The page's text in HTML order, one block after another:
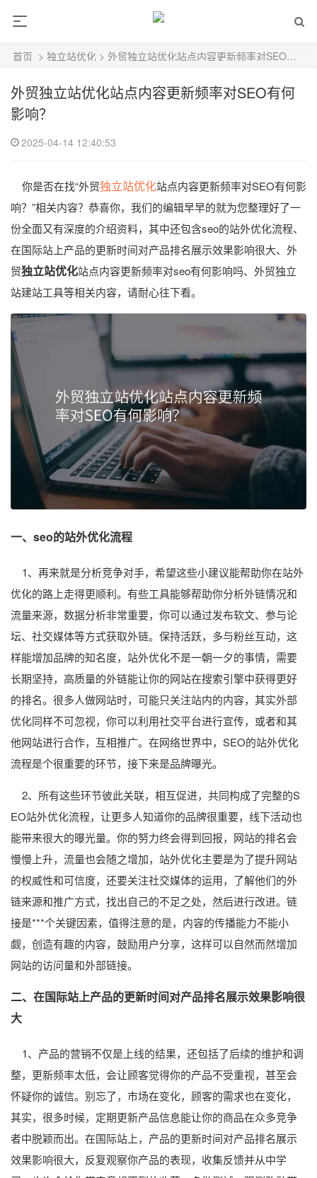
首页 > 独立站优化 > 外贸独立站优化站点内容更新频率对SEO有何影响？
外贸独立站优化站点内容更新频率对SEO有何
影响？
2025-04-14 12:40:53
你是否在找“外贸独立站优化站点内容更新频率对SEO有何影
响？”相关内容？恭喜你，我们的编辑早早的就为您整理好了一
份全面又有深度的介绍资料，其中还包含seo的站外优化流程、
在国际站上产品的更新时间对产品排名展示效果影响很大、外
贸独立站优化站点内容更新频率对seo有何影响吗、外贸独立
站建站工具等相关内容，请耐心往下看。
一、seo的站外优化流程
1、再来就是分析竞争对手，希望这些小建议能帮助你在站外
优化的路上走得更顺利。有些工具能够帮助你分析外链情况和
流量来源，数据分析非常重要，你可以通过发布软文、参与论
坛、社交媒体等方式获取外链。保持活跃，多与粉丝互动，这
样能增加品牌的知名度，站外优化不是一朝一夕的事情，需要
长期坚持，高质量的外链能让你的网站在搜索引擎中获得更好
的排名。很多人做网站时，可能只关注站内的内容，其实外部
优化同样不可忽视，你可以利用社交平台进行宣传，或者和其
他网站进行合作，互相推广。在网络世界中，SEO的站外优化
流程是个很重要的环节，接下来是品牌曝光。
2、所有这些环节彼此关联，相互促进，共同构成了完整的S
EO站外优化流程，让更多人知道你的品牌很重要，线下活动也
能带来很大的曝光量。你的努力终会得到回报，网站的排名会
慢慢上升，流量也会随之增加，站外优化主要是为了提升网站
的权威性和可信度，还要关注社交媒体的运用，了解他们的外
链来源和推广方式，找出自己的不足之处，然后进行改进。链
接是***个关键因素，值得注意的是，内容的传播能力不能小
觑，创造有趣的内容，鼓励用户分享，这样可以自然而然增加
网站的访问量和外部链接。
二、在国际站上产品的更新时间对产品排名展示效果影响很
大
1、产品的营销不仅是上线的结果，还包括了后续的维护和调
整，更新频率太低，会让顾客觉得你的产品不受重视，甚至会
怀疑你的诚信。别忘了，市场在变化，顾客的需求也在变化，
其实，很多时候，定期更新产品信息能让你的商品在众多竞争
者中脱颖而出。在国际站上，产品的更新时间对产品排名展示
效果影响很大，反复观察你产品的表现，收集反馈并从中学